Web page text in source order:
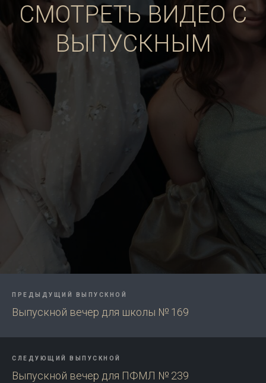
СМОТРЕТЬ ВИДЕО С
ВЫПУСКНЫМ
ПРЕДЫДУЩИЙ ВЫПУСКНОЙ
Выпускной вечер для школы № 169
СЛЕДУЮЩИЙ ВЫПУСКНОЙ
Выпускной вечер для ПФМЛ № 239